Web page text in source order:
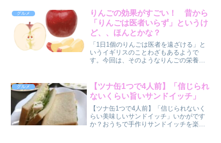
た座敷で予約制ではありますが、他のお
客さんを気にせずゆっ...
グルメ
りんごの効果がすごい！ 昔から
「りんごは医者いらず」というけ
ど、、ほんとかな？
「1日1個のりんごは医者を遠ざける」と
いうイギリスのことわざもあるようで
す。今回は、そのようなりんごの栄養や
10kg箱 鮮度◎サンふじ【クール便送料無
料】品種選べる...
グルメ
【ツナ缶1つで4人前】「信じられ
ないくらい旨いサンドイッチ」
【ツナ缶1つで4人前】「信じられないく
らい美味しいサンドイッチ」いかがです
か？おうちで手作りサンドイッチを楽し